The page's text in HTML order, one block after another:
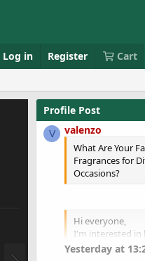
Log in Register Cart
Profile Post
V valenzo
What Are Your
Fragrances for
Occasions?
Hi everyone,
I'm interested in
how other people
Yesterday at